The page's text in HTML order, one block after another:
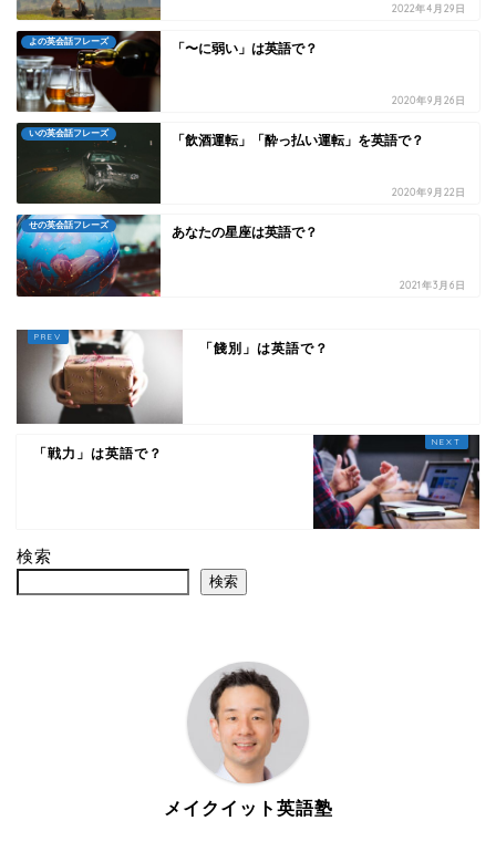
2022年4月29日
よの英会話フレーズ 「〜に弱い」は英語で？
2020年9月26日
いの英会話フレーズ 「飲酒運転」「酔っ払い運転」を英語で？
2020年9月22日
せの英会話フレーズ あなたの星座は英語で？
2021年3月6日
「餞別」は英語で？
「戦力」は英語で？
検索
検索
メイクイット英語塾